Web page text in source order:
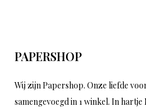
PAPERSHOP
Wij zijn Papershop. Onze liefde
samengevoegd in 1 winkel. In